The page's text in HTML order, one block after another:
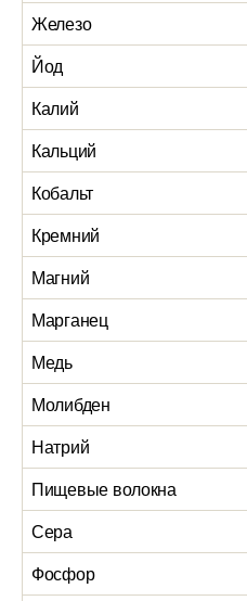
Железо
Йод
Калий
Кальций
Кобальт
Кремний
Магний
Марганец
Медь
Молибден
Натрий
Пищевые волокна
Сера
Фосфор